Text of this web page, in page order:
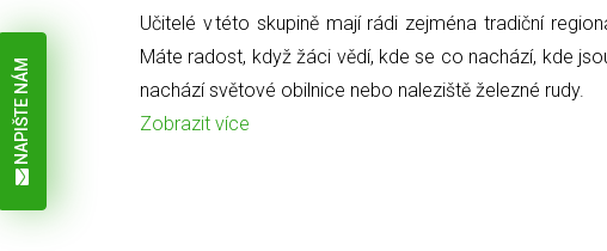
NAPIŠTE NÁM
Učitelé v této skupině mají rádi zejména tradiční
Máte radost, když žáci vědí, kde se co nachází, kde
nachází světové obilnice nebo naleziště železné rudy.
Zobrazit více